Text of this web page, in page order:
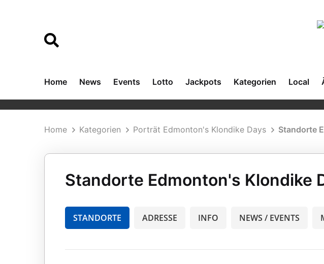
Home News Events Lotto Jackpots Kategorien Local
Home Kategorien Porträt Edmonton's Klondike Days Standorte
Standorte Edmonton's Klondike
STANDORTE ADRESSE INFO NEWS / EVENTS